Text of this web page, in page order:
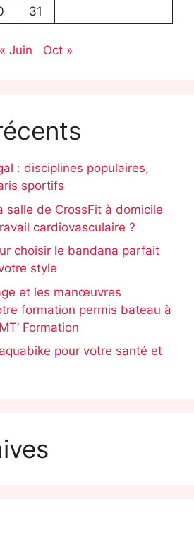
31
« Juin Oct »
: disciplines populaires,
sportifs
salle de CrossFit à domicile
cardiovasculaire ?
choisir le bandana parfait
style
et les manœuvres
formation permis bateau à
Formation
pour votre santé et